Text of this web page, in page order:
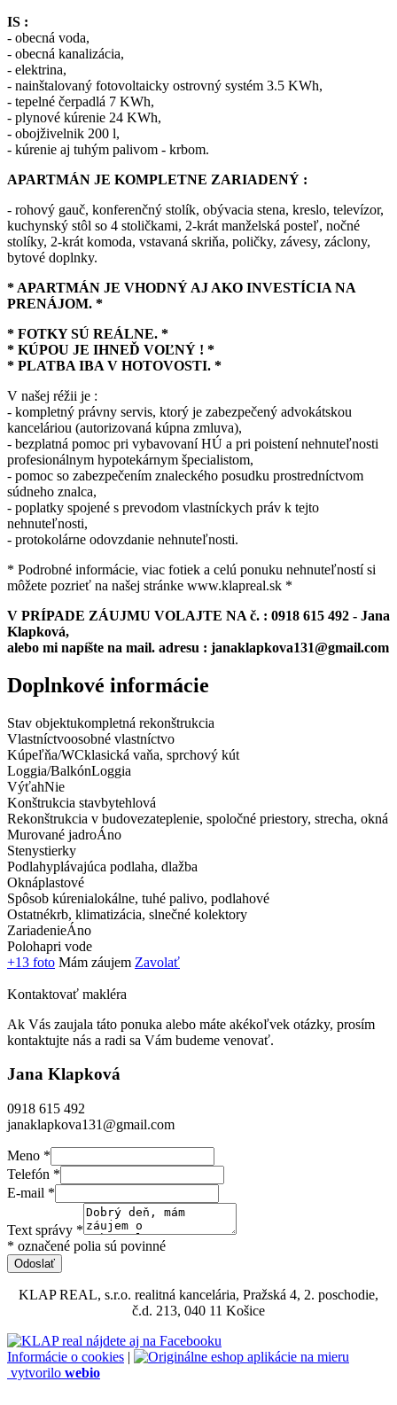
IS :
- obecná voda,
- obecná kanalizácia,
- elektrina,
- nainštalovaný fotovoltaicky ostrovný systém 3.5 KWh,
- tepelné čerpadlá 7 KWh,
- plynové kúrenie 24 KWh,
- obojživelnik 200 l,
- kúrenie aj tuhým palivom - krbom.
APARTMÁN JE KOMPLETNE ZARIADENÝ :
- rohový gauč, konferenčný stolík, obývacia stena, kreslo, televízor,
kuchynský stôl so 4 stoličkami, 2-krát manželská posteľ, nočné
stolíky, 2-krát komoda, vstavaná skriňa, poličky, závesy, záclony,
bytové doplnky.
* APARTMÁN JE VHODNÝ AJ AKO INVESTÍCIA NA
PRENÁJOM. *
* FOTKY SÚ REÁLNE. *
* KÚPOU JE IHNEĎ VOĽNÝ ! *
* PLATBA IBA V HOTOVOSTI. *
V našej réžii je :
- kompletný právny servis, ktorý je zabezpečený advokátskou
kanceláriou (autorizovaná kúpna zmluva),
- bezplatná pomoc pri vybavovaní HÚ a pri poistení nehnuteľnosti
profesionálnym hypotekárnym špecialistom,
- pomoc so zabezpečením znaleckého posudku prostredníctvom
súdneho znalca,
- poplatky spojené s prevodom vlastníckych práv k tejto
nehnuteľnosti,
- protokolárne odovzdanie nehnuteľnosti.
* Podrobné informácie, viac fotiek a celú ponuku nehnuteľností si
môžete pozrieť na našej stránke www.klapreal.sk *
V PRÍPADE ZÁUJMU VOLAJTE NA č. : 0918 615 492 - Jana
Klapková,
alebo mi napíšte na mail. adresu : janaklapkova131@gmail.com
Doplnkové informácie
Stav objektukompletná rekonštrukcia
Vlastníctvoosobné vlastníctvo
Kúpeľňa/WCklasická vaňa, sprchový kút
Loggia/BalkónLoggia
VýťahNie
Konštrukcia stavbytehlová
Rekonštrukcia v budovezateplenie, spoločné priestory, strecha, okná
Murované jadroÁno
Stenystierky
Podlahyplávajúca podlaha, dlažba
Oknáplastové
Spôsob kúrenialokálne, tuhé palivo, podlahové
Ostatnékrb, klimatizácia, slnečné kolektory
ZariadenieÁno
Polohapri vode
+13 foto Mám záujem Zavolať
Kontaktovať makléra
Ak Vás zaujala táto ponuka alebo máte akékoľvek otázky, prosím
kontaktujte nás a radi sa Vám budeme venovať.
Jana Klapková
0918 615 492
janaklapkova131@gmail.com
Meno *
Telefón *
E-mail *
Text správy *
* označené polia sú povinné
Odoslať
KLAP REAL, s.r.o. realitná kancelária, Pražská 4, 2. poschodie,
č.d. 213, 040 11 Košice
Informácie o cookies |
vytvorilo webio